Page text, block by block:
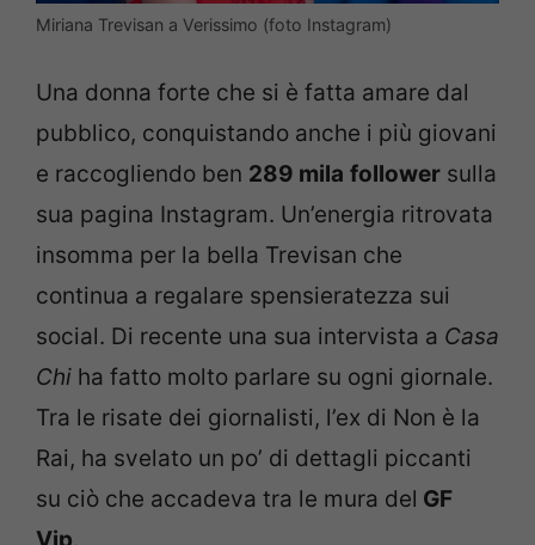
Miriana Trevisan a Verissimo (foto Instagram)
Una donna forte che si è fatta amare dal
pubblico, conquistando anche i più giovani
e raccogliendo ben 289 mila follower sulla
sua pagina Instagram. Un’energia ritrovata
insomma per la bella Trevisan che
continua a regalare spensieratezza sui
social. Di recente una sua intervista a Casa
Chi ha fatto molto parlare su ogni giornale.
Tra le risate dei giornalisti, l’ex di Non è la
Rai, ha svelato un po’ di dettagli piccanti
su ciò che accadeva tra le mura del GF